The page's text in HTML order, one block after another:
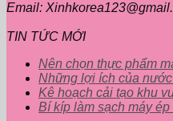
Email:
TIN TỨC MỚI
Nên chọn thực phẩm
Những lợi ích của
Kê hoạch cải tạo khu
Bí kíp làm sạch máy